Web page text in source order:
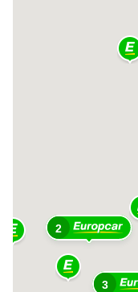
2
3